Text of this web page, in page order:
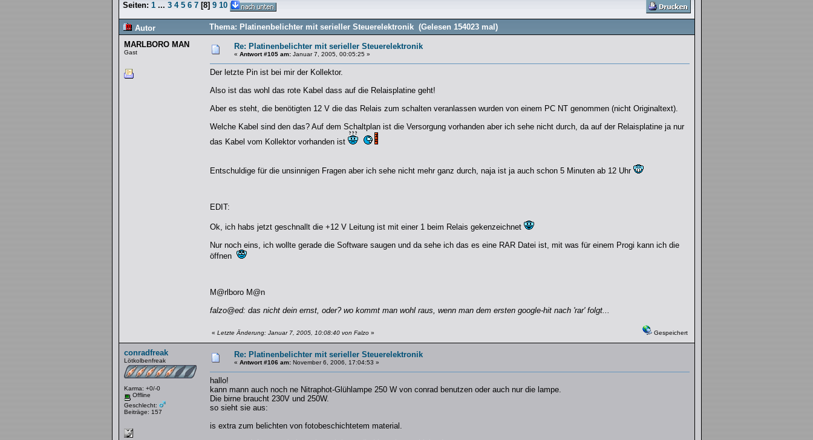
Seiten: 1 ... 3 4 5 6 7[8] 9 10
Autor
Thema: Platinenbelichter mit serieller Steuerelektronik (Gelesen 154023 mal)
MARLBORO MAN
Gast
Re: Platinenbelichter mit serieller Steuerelektronik
« Antwort #105 am:Januar 7, 2005, 00:05:25 »
Der letzte Pin ist bei mir der Kollektor.
Also ist das wohl das rote Kabel dass auf die Relaisplatine geht!
Aber es steht, die benötigten 12 V die das Relais zum schalten veranlassen wurden von einem PC NT genommen (nicht Originaltext).
Welche Kabel sind den das? Auf dem Schaltplan ist die Versorgung vorhanden aber ich sehe nicht durch, da auf der Relaisplatine ja nur
das Kabel vom Kollektor vorhanden ist
Entschuldige für die unsinnigen Fragen aber ich sehe nicht mehr ganz durch, naja ist ja auch schon 5 Minuten ab 12 Uhr
EDIT:
Ok, ich habs jetzt geschnallt die +12 V Leitung ist mit einer 1 beim Relais gekenzeichnet
Nur noch eins, ich wollte gerade die Software saugen und da sehe ich das es eine RAR Datei ist, mit was für einem Progi kann ich die
öffnen
M@rlboro M@n
falzo@ed: das nicht dein ernst, oder? wo kommt man wohl raus, wenn man dem ersten google-hit nach 'rar' folgt...
« Letzte Änderung: Januar 7, 2005, 10:08:40 von Falzo» Gespeichert
conradfreak
Lötkolbenfreak
Karma: +0/-0
Offline
Geschlecht:
Beiträge: 157
Re: Platinenbelichter mit serieller Steuerelektronik
« Antwort #106 am:November 6, 2006, 17:04:53 »
hallo!
kann mann auch noch ne Nitraphot-Glühlampe 250 W von conrad benutzen oder auch nur die lampe.
Die birne braucht 230V und 250W.
so sieht sie aus:
is extra zum belichten von fotobeschichtetem material.